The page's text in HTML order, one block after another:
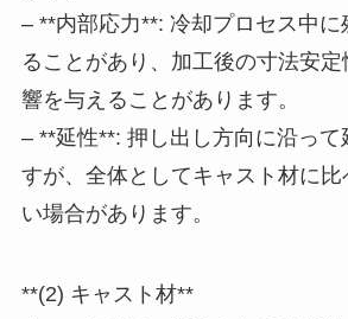
– **内部応力**: 冷却プロセス中に
ることがあり、加工後の寸法安
響を与えることがあります。
– **延性**: 押し出し方向に沿って
すが、全体としてキャスト材に
い場合があります。
**(2) キャスト材**